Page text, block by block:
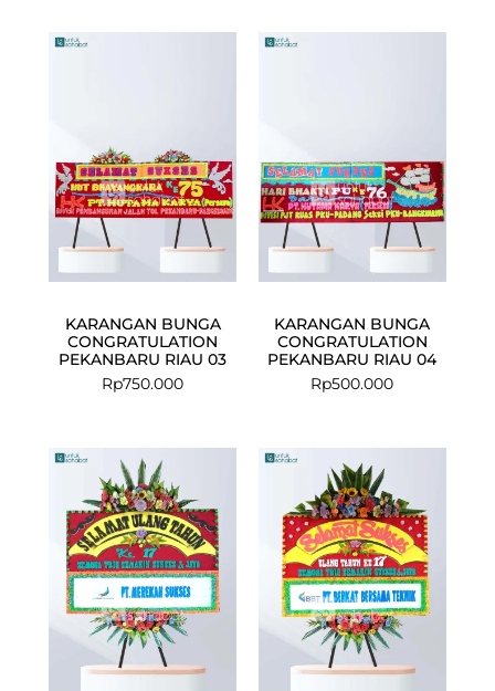
KARANGAN BUNGA
CONGRATULATION
PEKANBARU RIAU 03
Rp750.000
KARANGAN BUNGA
CONGRATULATION
PEKANBARU RIAU 04
Rp500.000